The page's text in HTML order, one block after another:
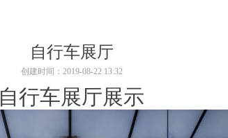
了解详情
自行车展厅
自行车展厅展示
创建时间： 2019-08-22 13:32